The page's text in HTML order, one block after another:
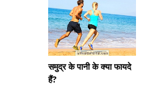
है, लेकिन पानी के अवशोषण में
सबसे महत्वपूर्ण है, क्योंकि यह
समुद्र के पानी के क्या फायदे
हैं?